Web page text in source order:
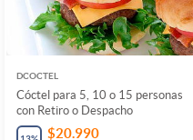
DCOCTEL
Cóctel para 5, 10 o 15 personas
con Retiro o Despacho
$20.990